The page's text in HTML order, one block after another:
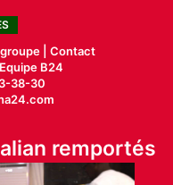
| Contact
Equipe B24
38-30
remportés